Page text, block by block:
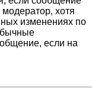
хотя
изменениях по
если на